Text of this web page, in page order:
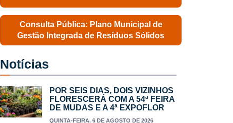
Consulta Pública: Plano Municipal de
Gestão Integrada de Resíduos Sólidos
Notícias
POR SEIS DIAS, DOIS VIZINHOS
FLORESCERÁ COM A 54ª FEIRA
DE MUDAS E A 4ª EXPOFLOR
QUINTA-FEIRA, 6 DE AGOSTO DE 2026